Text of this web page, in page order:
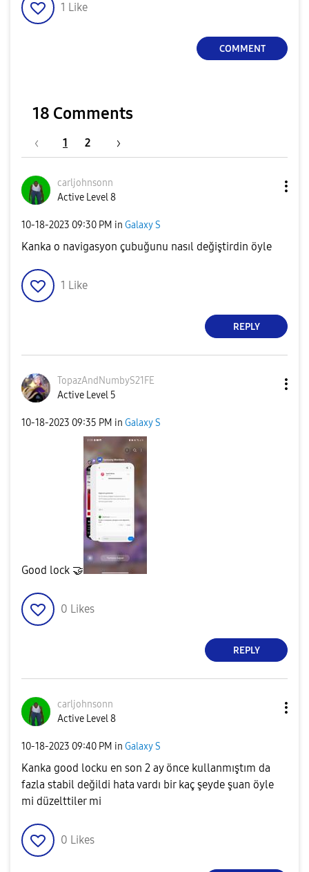
1 Like
COMMENT
18 Comments
1 2
carljohnsonn
Active Level 8
‎10-18-2023 09:30 PM in Galaxy S
Kanka o navigasyon çubuğunu nasıl değiştirdin öyle
1 Like
REPLY
TopazAndNumbyS21FE
Active Level 5
‎10-18-2023 09:35 PM in Galaxy S
Good lock 🤝
0 Likes
REPLY
carljohnsonn
Active Level 8
‎10-18-2023 09:40 PM in Galaxy S
Kanka good locku en son 2 ay önce kullanmıştım da
fazla stabil değildi hata vardı bir kaç şeyde şuan öyle
mi düzelttiler mi
0 Likes